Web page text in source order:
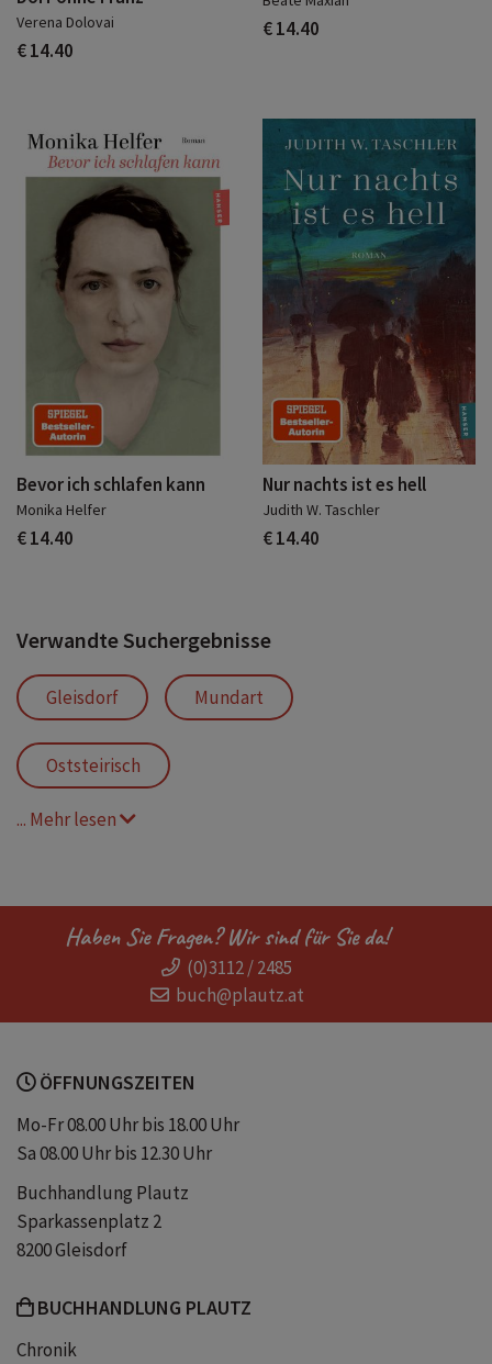
Verena Dolovai
€ 14.40
€ 14.40
Bevor ich schlafen kann
Monika Helfer
€ 14.40
Nur nachts ist es hell
Judith W. Taschler
€ 14.40
Verwandte Suchergebnisse
Gleisdorf Mundart
Oststeirisch
... Mehr lesen
Haben Sie Fragen? Wir sind für Sie da!
(0)3112 / 2485
buch@plautz.at
ÖFFNUNGSZEITEN
Mo-Fr 08.00 Uhr bis 18.00 Uhr
Sa 08.00 Uhr bis 12.30 Uhr
Buchhandlung Plautz
Sparkassenplatz 2
8200 Gleisdorf
BUCHHANDLUNG PLAUTZ
Chronik